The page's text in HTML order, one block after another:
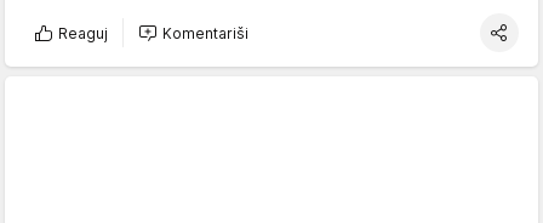
Reaguj Komentariši